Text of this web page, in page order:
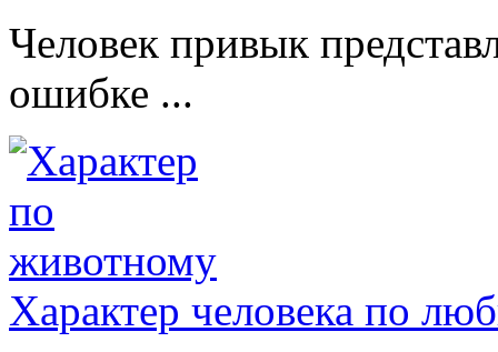
Человек привык
ошибке ...
Характер человека по